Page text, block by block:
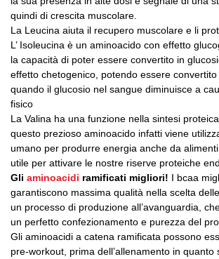
quindi di crescita muscolare.
La Leucina aiuta il recupero muscolare e li
L’ Isoleucina è un aminoacido con effetto
la capacità di poter essere convertito in
effetto chetogenico, potendo essere
quando il glucosio nel sangue diminuisce a
fisico
La Valina ha una funzione nella sintesi
questo prezioso aminoacido infatti viene
umano per produrre energia anche da
utile per attivare le nostre riserve proteiche
Gli aminoacidi ramificati migliori! I bcaa
garantiscono massima qualità nella scelta
un processo di produzione all’avanguardia,
un perfetto confezionamento e purezza del
Gli aminoacidi a catena ramificata possono
pre-workout, prima dell’allenamento in quanto